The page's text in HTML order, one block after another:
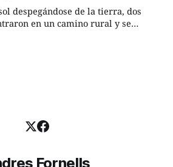
despegándose de la tierra, dos
en un camino rural y se
uno. —Eso acabo de
Fornells